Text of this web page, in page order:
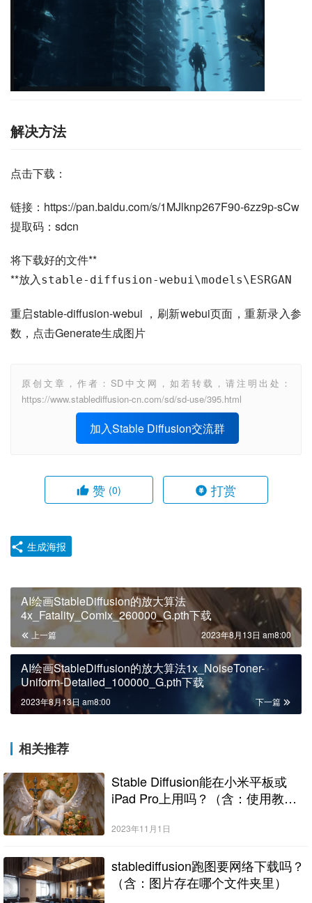
解决方法
点击下载：
链接：https://pan.baidu.com/s/1MJlknp267F90-6zz9p-sCw
提取码：sdcn
将下载好的文件**
**放入stable-diffusion-webui\models\ESRGAN
重启stable-diffusion-webui ，刷新webui页面，重新录入参
数，点击Generate生成图片
原创文章，作者：SD中文网，如若转载，请注明出处：
https://www.stablediffusion-cn.com/sd/sd-use/395.html
加入Stable Diffusion交流群
赞 (0) 打赏
生成海报
AI绘画StableDiffusion的放大算法
4x_Fatality_Comix_260000_G.pth下载
上一篇 2023年8月13日 am8:00
AI绘画StableDiffusion的放大算法1x_NoiseToner-
Uniform-Detailed_100000_G.pth下载
下一篇
2023年8月13日 am8:00
相关推荐
Stable Diffusion能在小米平板或
iPad Pro上用吗？（含：使用教
2023年11月1日
stablediffusion跑图要网络下载吗？
（含：图片存在哪个文件夹里）